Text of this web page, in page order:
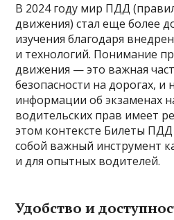
В 2024 году мир ПДД
движения) стал еще более
изучения благодаря
и технологий. Понимание
движения — это важная
безопасности на дорогах, и
информации об экзаменах
водительских прав имеет
этом контексте Билеты
собой важный инструмент
и для опытных водителей.
Удобство и